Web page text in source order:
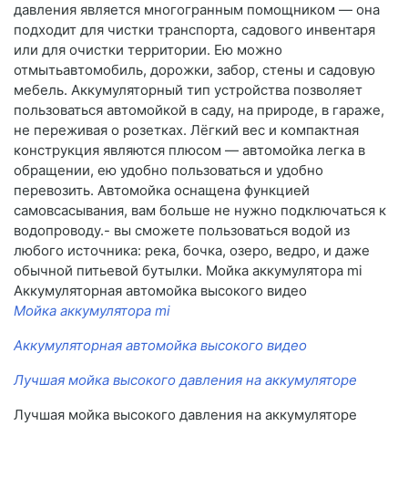
давления является многогранным помощником — она
подходит для чистки транспорта, садового инвентаря
или для очистки территории. Ею можно
отмытьавтомобиль, дорожки, забор, стены и садовую
мебель. Аккумуляторный тип устройства позволяет
пользоваться автомойкой в саду, на природе, в гараже,
не переживая о розетках. Лёгкий вес и компактная
конструкция являются плюсом — автомойка легка в
обращении, ею удобно пользоваться и удобно
перевозить. Автомойка оснащена функцией
самовсасывания, вам больше не нужно подключаться к
водопроводу.- вы сможете пользоваться водой из
любого источника: река, бочка, озеро, ведро, и даже
обычной питьевой бутылки. Мойка аккумулятора mi
Аккумуляторная автомойка высокого видео
Мойка аккумулятора mi
Аккумуляторная автомойка высокого видео
Лучшая мойка высокого давления на аккумуляторе
Лучшая мойка высокого давления на аккумуляторе